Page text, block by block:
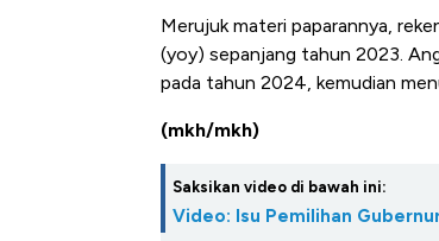
Merujuk materi paparannya,
(yoy) sepanjang tahun 2023.
pada tahun 2024, kemudian
(mkh/mkh)
Saksikan video di bawah ini:
Video: Isu Pemilihan